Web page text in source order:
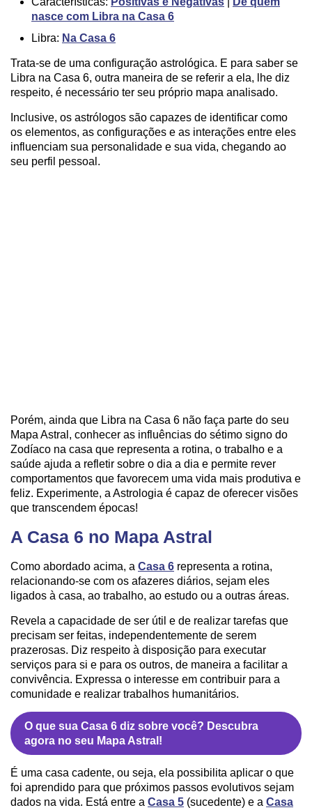
nasce com Libra na Casa 6
Libra: Na Casa 6
Trata-se de uma configuração astrológica. E para saber se
Libra na Casa 6, outra maneira de se referir a ela, lhe diz
respeito, é necessário ter seu próprio mapa analisado.
Inclusive, os astrólogos são capazes de identificar como
os elementos, as configurações e as interações entre eles
influenciam sua personalidade e sua vida, chegando ao
seu perfil pessoal.
Porém, ainda que Libra na Casa 6 não faça parte do seu
Mapa Astral, conhecer as influências do sétimo signo do
Zodíaco na casa que representa a rotina, o trabalho e a
saúde ajuda a refletir sobre o dia a dia e permite rever
comportamentos que favorecem uma vida mais produtiva e
feliz. Experimente, a Astrologia é capaz de oferecer visões
que transcendem épocas!
A Casa 6 no Mapa Astral
Como abordado acima, a Casa 6 representa a rotina,
relacionando-se com os afazeres diários, sejam eles
ligados à casa, ao trabalho, ao estudo ou a outras áreas.
Revela a capacidade de ser útil e de realizar tarefas que
precisam ser feitas, independentemente de serem
prazerosas. Diz respeito à disposição para executar
serviços para si e para os outros, de maneira a facilitar a
convivência. Expressa o interesse em contribuir para a
comunidade e realizar trabalhos humanitários.
O que sua Casa 6 diz sobre você? Descubra
agora no seu Mapa Astral!
É uma casa cadente, ou seja, ela possibilita aplicar o que
foi aprendido para que próximos passos evolutivos sejam
dados na vida. Está entre a Casa 5 (sucedente) e a Casa